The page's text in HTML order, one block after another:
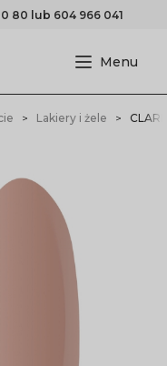
80 lub 604 966 041
Lakiery i żele